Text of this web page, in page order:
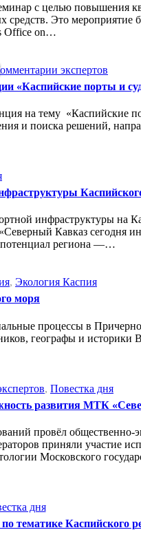
с целью повышения
Это мероприятие
Office on…
экспертов
«Каспийские порты и
на тему «Каспийские
и поиска решений,
инфраструктуры на
Кавказ
потенциал региона —…
, Экология Каспия
моря
процессы в
географы и
, Повестка дня
развития МТК
провёл
приняли участие
Московского
дня
тематике Каспийского